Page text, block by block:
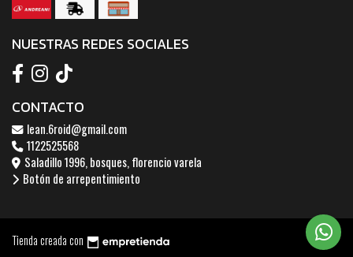
NUESTRAS REDES SOCIALES
CONTACTO
lean.6roid@gmail.com
1122525568
Saladillo 1996, bosques, florencio varela
Botón de arrepentimiento
Tienda creada con